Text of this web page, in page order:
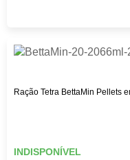
Ração Tetra BettaMin Pellets
INDISPONÍVEL